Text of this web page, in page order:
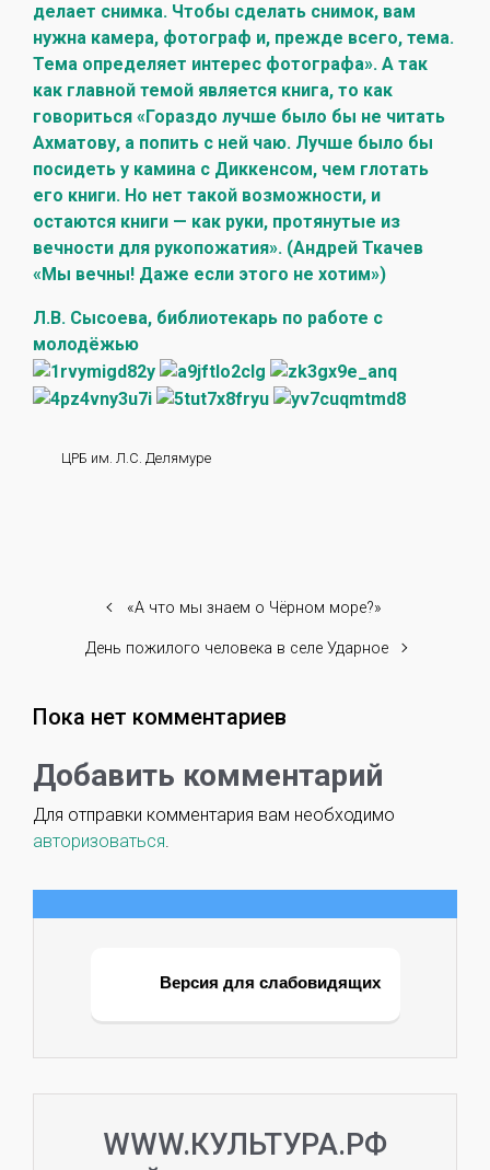
делает снимка. Чтобы сделать снимок, вам
нужна камера, фотограф и, прежде всего, тема.
Тема определяет интерес фотографа». А так
как главной темой является книга, то как
говориться «Гораздо лучше было бы не читать
Ахматову, а попить с ней чаю. Лучше было бы
посидеть у камина с Диккенсом, чем глотать
его книги. Но нет такой возможности, и
остаются книги — как руки, протянутые из
вечности для рукопожатия». (Андрей Ткачев
«Мы вечны! Даже если этого не хотим»)
Л.В. Сысоева, библиотекарь по работе с
молодёжью
ЦРБ им. Л.С. Делямуре
«А что мы знаем о Чёрном море?»
День пожилого человека в селе Ударное
Пока нет комментариев
Добавить комментарий
Для отправки комментария вам необходимо
авторизоваться
Версия для слабовидящих
WWW.КУЛЬТУРА.РФ